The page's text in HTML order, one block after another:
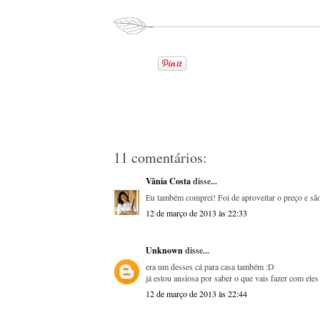
11 comentários:
Vânia Costadisse...
Eu também comprei! Foi de aproveitar o preço e
12 de março de 2013 às 22:33
Unknowndisse...
era um desses cá para casa também :D
já estou ansiosa por saber o que vais fazer com
12 de março de 2013 às 22:44